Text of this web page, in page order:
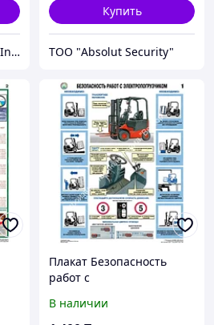
Рекламная компания «InService»
Купить
ТОО "Absolut Security"
Плакат Безопасность
работ с
В наличии